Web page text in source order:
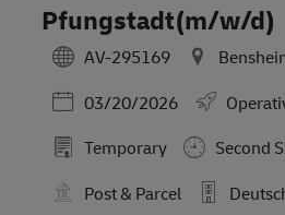
Pfungstadt(m/w/d)
AV-295169
Posted Date
03/20/2026
Temporary
Second
Post & Parcel